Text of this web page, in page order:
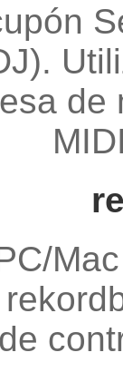
de